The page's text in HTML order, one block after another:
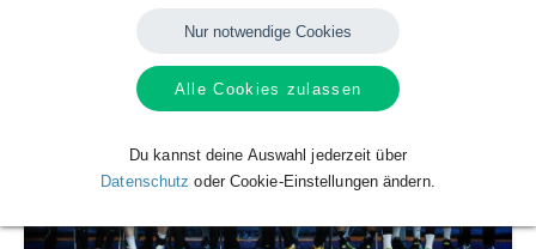
Nur notwendige Cookies
Alle Cookies zulassen
Du kannst deine Auswahl jederzeit über
Datenschutz oder Cookie-Einstellungen ändern.